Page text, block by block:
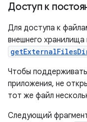
Доступ к
Для доступа к
внешнего
Чтобы
приложения, не
тот же файл
Следующий